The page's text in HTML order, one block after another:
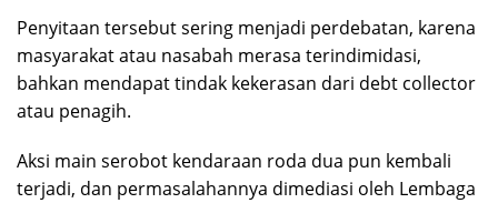
Penyitaan tersebut sering menjadi perdebatan, karena
masyarakat atau nasabah merasa terindimidasi,
bahkan mendapat tindak kekerasan dari debt collector
atau penagih.
Aksi main serobot kendaraan roda dua pun kembali
terjadi, dan permasalahannya dimediasi oleh Lembaga